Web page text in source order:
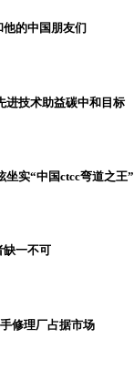
的中国朋友们
进技术助益碳中和目标
坐实“中国ctcc弯道之王”
缺一不可
修理厂占据市场